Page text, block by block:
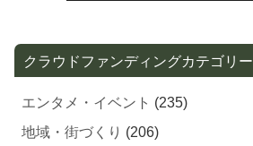
クラウドファンディングカテゴリー
エンタメ・イベント (235)
地域・街づくり (206)